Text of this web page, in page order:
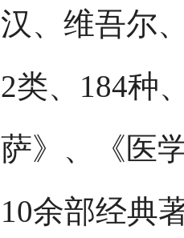
汉、维吾尔
2类、184种
萨》、《医
10余部经典